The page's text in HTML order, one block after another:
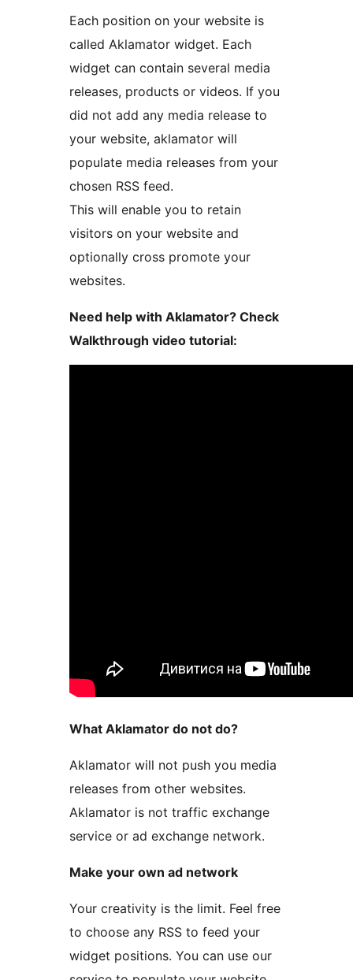
Each position on your website is
called Aklamator widget. Each
widget can contain several media
releases, products or videos. If you
did not add any media release to
your website, aklamator will
populate media releases from your
chosen RSS feed.
This will enable you to retain
visitors on your website and
optionally cross promote your
websites.
Need help with Aklamator? Check
Walkthrough video tutorial:
What Aklamator do not do?
Aklamator will not push you media
releases from other websites.
Aklamator is not traffic exchange
service or ad exchange network.
Make your own ad network
Your creativity is the limit. Feel free
to choose any RSS to feed your
widget positions. You can use our